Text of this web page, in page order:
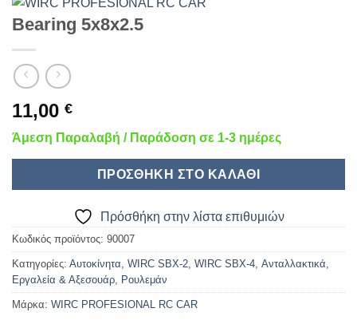
Bearing 5x8x2.5
11,00 €
Άμεση Παραλαβή / Παράδοση σε 1-3 ημέρες
ΠΡΟΣΘΉΚΗ ΣΤΟ ΚΑΛΆΘΙ
Πρόσθήκη στην λίστα επιθυμιών
Κωδικός προϊόντος: 90007
Κατηγορίες: Αυτοκίνητα, WIRC SBX-2, WIRC SBX-4, Ανταλλακτικά,
Εργαλεία & Αξεσουάρ, Ρουλεμάν
Μάρκα: WIRC PROFESIONAL RC CAR